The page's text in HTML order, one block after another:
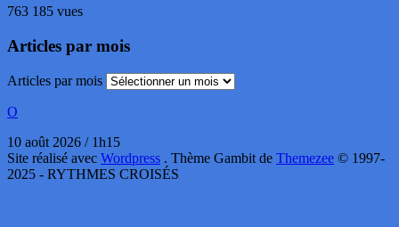
763 185 vues
Articles par mois
Articles par mois
O
10 août 2026 / 1h15
Site réalisé avec Wordpress . Thème Gambit de Themezee © 1997-
2025 - RYTHMES CROISÉS